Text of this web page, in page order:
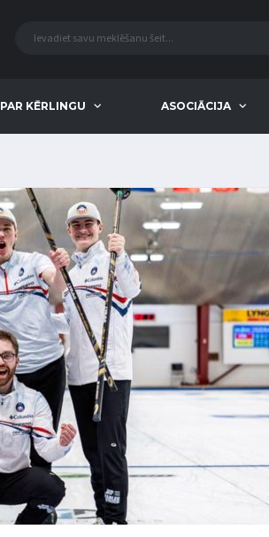
PAR KĒRLINGU ASOCIĀCIJA